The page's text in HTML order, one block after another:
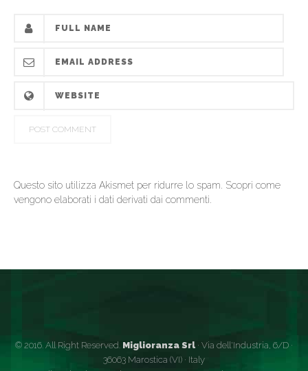
Questo sito utilizza Akismet per ridurre lo spam. Scopri come
vengono elaborati i dati derivati dai commenti
© 2016. All Right Reserved. Miglioranza Srl · Via dell'Industria, 6/D ·
36063 Marostica (VI) · Italy